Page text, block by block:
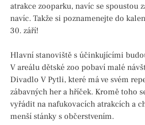
atrakce zooparku, navíc se spoustou
navíc. Takže si poznamenejte do
30. září!
Hlavní stanoviště s účinkujícími
V areálu dětské zoo pobaví malé
Divadlo V Pytli, které má ve svém
zábavných her a hříček. Kromě toho
vyřádit na nafukovacích atrakcích a
menší stánky s občerstvením.